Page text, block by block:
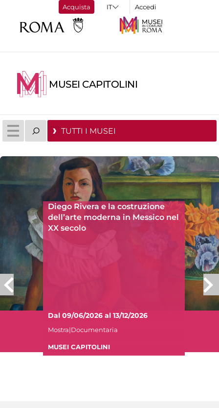
Acquista Accedi
MUSEI CAPITOLINI
TUTTI I MUSEI
Diego Rivera e la costruzione
dell’arte moderna in Messico nel
XX secolo
Dal 09/06/2026 al 13/12/2026
Mostra|Documentaria
MUSEI CAPITOLINI